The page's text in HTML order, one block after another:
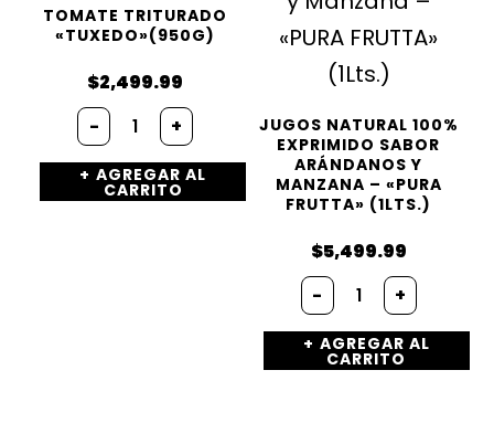
TOMATE TRITURADO
«TUXEDO»(950G)
$2,499.99
- Tomate
triturado
"tuxedo"
(950g)
cantidad
+
AGREGAR AL
CARRITO
JUGOS NATURAL 100%
EXPRIMIDO SABOR
ARÁNDANOS Y
MANZANA – «PURA
FRUTTA» (1LTS.)
$5,499.99
- Jugos
natural
100%
Exprimido
Sabor
+
AGREGAR AL
CARRITO